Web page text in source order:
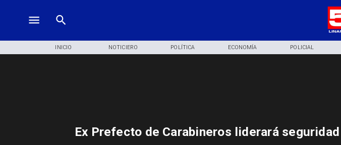
INICIO NOTICIERO POLÍTICA ECONOMÍA POLICIAL
Ex Prefecto de Carabineros liderará